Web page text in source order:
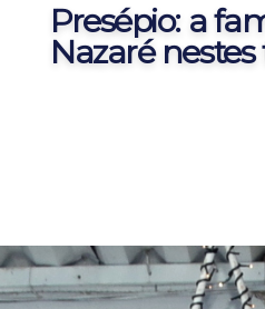
Presépio: a
Nazaré